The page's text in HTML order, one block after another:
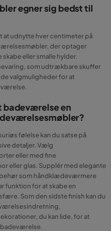
egner sig bedst til
at udnytte hver centimeter på
der optager
eller smalle hylder.
som udtrækbare skuffer
valgmuligheder for at
badeværelse en
følelse kan du satse på
detaljer. Vælg
eller med fine
eller glas. Supplér med elegante
som håndklædeværmere
funktion for at skabe en
Som den sidste finish kan du
du kan lide, for at
badeværelse.